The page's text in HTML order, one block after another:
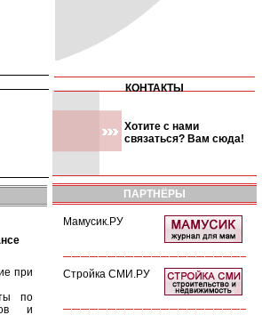
КОНТАКТЫ
Хотите с нами
связаться? Вам сюда!
при
по
и
ПАРТНЁРЫ
Мамусик.РУ
Стройка СМИ.РУ